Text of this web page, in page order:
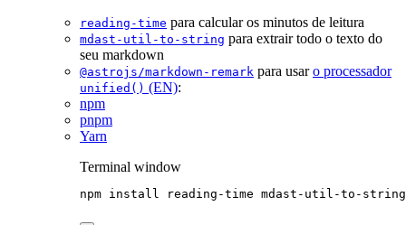
reading-time para calcular os minutos de leitura
mdast-util-to-string para extrair todo o texto do
seu markdown
@astrojs/markdown-remark para usaro processador
unified() (EN):
npm
pnpm
Yarn
Terminal window
npm install reading-time mdast-util-to-string